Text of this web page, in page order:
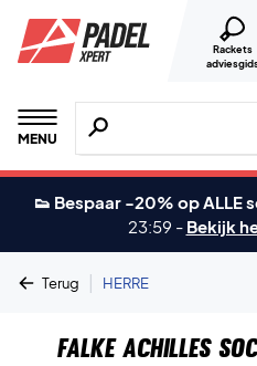
Rackets
MENU
Zoeken naar
👟 Bespaar -20% op ALLE
23:59 - Bekijk
Terug | HERRE
Falke Achilles